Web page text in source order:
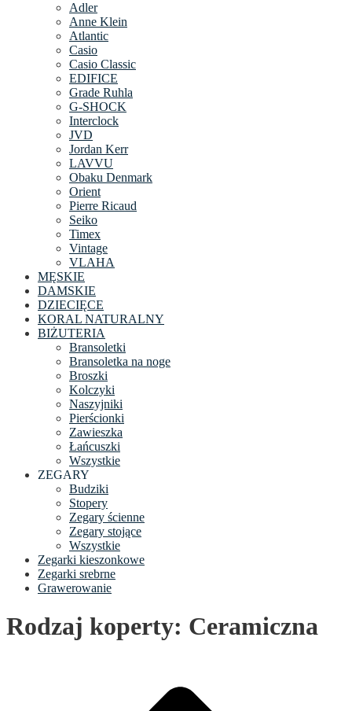
Adler
Anne Klein
Atlantic
Casio
Casio Classic
EDIFICE
Grade Ruhla
G-SHOCK
Interclock
JVD
Jordan Kerr
LAVVU
Obaku Denmark
Orient
Pierre Ricaud
Seiko
Timex
Vintage
VLAHA
MĘSKIE
DAMSKIE
DZIECIĘCE
KORAL NATURALNY
BIŻUTERIA
Bransoletki
Bransoletka na noge
Broszki
Kolczyki
Naszyjniki
Pierścionki
Zawieszka
Łańcuszki
Wszystkie
ZEGARY
Budziki
Stopery
Zegary ścienne
Zegary stojące
Wszystkie
Zegarki kieszonkowe
Zegarki srebrne
Grawerowanie
Rodzaj koperty: Ceramiczna